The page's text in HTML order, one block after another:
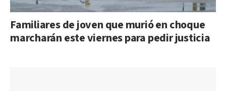
Familiares de joven que murió en choque
marcharán este viernes para pedir justicia